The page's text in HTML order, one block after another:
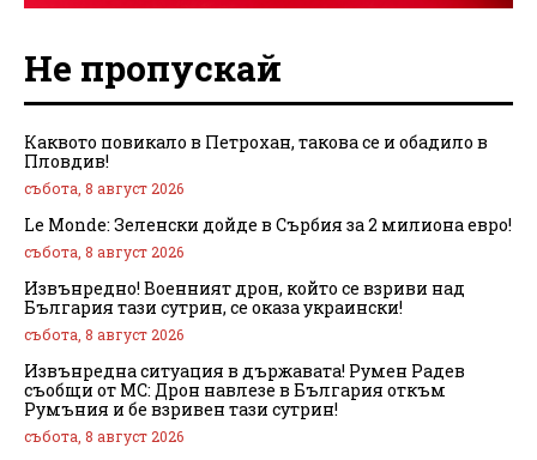
Не пропускай
Каквото повикало в Петрохан, такова се и обадило в
Пловдив!
събота, 8 август 2026
Le Monde: Зеленски дойде в Сърбия за 2 милиона евро!
събота, 8 август 2026
Извънредно! Военният дрон, който се взриви над
България тази сутрин, се оказа украински!
събота, 8 август 2026
Извънредна ситуация в държавата! Румен Радев
съобщи от МС: Дрон навлезе в България откъм
Румъния и бе взривен тази сутрин!
събота, 8 август 2026